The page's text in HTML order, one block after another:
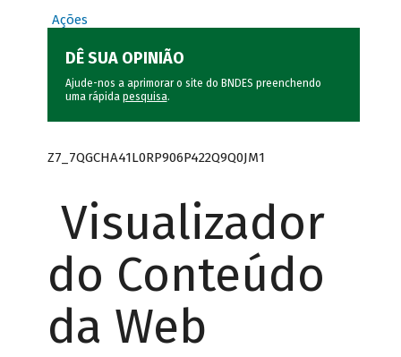
Ações
DÊ SUA OPINIÃO
Ajude-nos a aprimorar o site do BNDES preenchendo
uma rápida pesquisa.
Z7_7QGCHA41L0RP906P422Q9Q0JM1
Visualizador
do Conteúdo
da Web